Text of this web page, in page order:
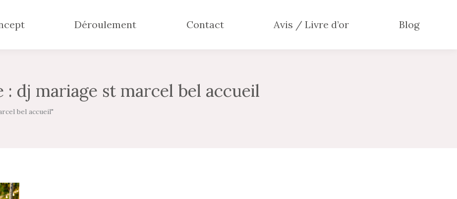
Déroulement Contact Avis / Livre d’or Blog
: dj mariage st marcel bel accueil
bel accueil"